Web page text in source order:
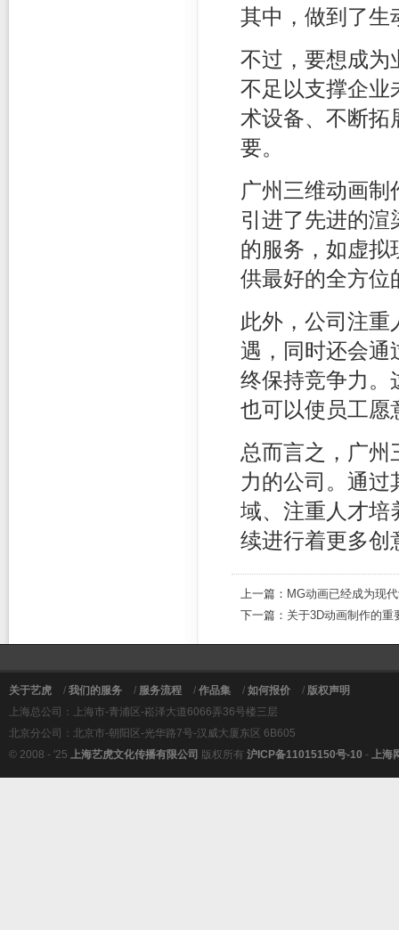
其中，做到了生
不过，要想成为
不足以支撑企业
术设备、不断拓
要。
广州三维动画
引进了先进的渲
的服务，如虚拟
供最好的全方位
此外，公司注重
遇，同时还会通
终保持竞争力。
也可以使员工愿
总而言之，广州
力的公司。通过
域、注重人才培
续进行着更多创
上一篇： MG动画已经成为现
下一篇： 关于3D动画制作的重
关于艺虎 / 我们的服务 / 服务流程 / 作品集 / 如何报价 / 版权声明
上海总公司：上海市-青浦区-崧泽大道6066弄36号楼三层
北京分公司：北京市-朝阳区-光华路7号-汉威大厦东区 6B605
© 2008 - '25 上海艺虎文化传播有限公司 版权所有 沪ICP备11015150号-10 - 上海